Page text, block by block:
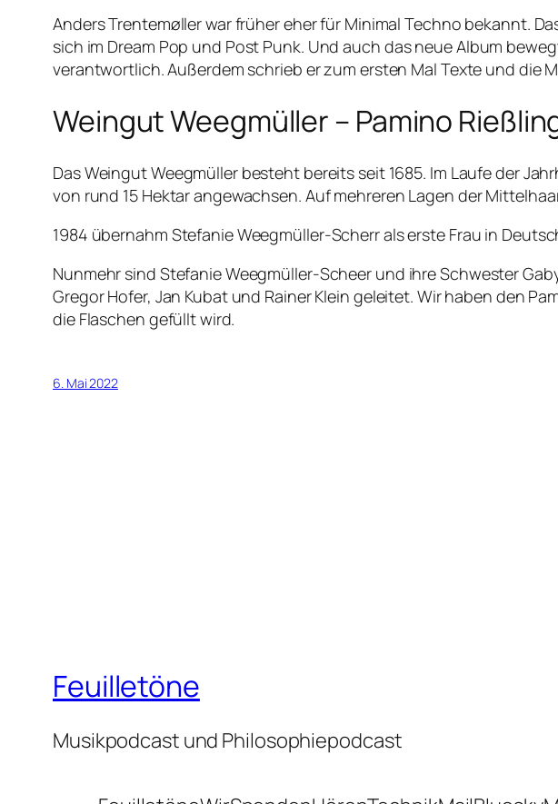
Anders Trentemøller war früher eher für Minimal Techno bekannt.
sich im Dream Pop und Post Punk. Und auch das neue Album
verantwortlich. Außerdem schrieb er zum ersten Mal Texte und die
Weingut Weegmüller – Pamino
Das Weingut Weegmüller besteht bereits seit 1685. Im Laufe der
von rund 15 Hektar angewachsen. Auf mehreren Lagen der
1984 übernahm Stefanie Weegmüller-Scherr als erste Frau in
Nunmehr sind Stefanie Weegmüller-Scheer und ihre Schwester
Gregor Hofer, Jan Kubat und Rainer Klein geleitet. Wir haben den
die Flaschen gefüllt wird.
6. Mai 2022
Feuilletöne
Musikpodcast und Philosophiepodcast